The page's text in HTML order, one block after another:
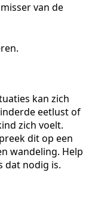
van de
kan zich
eetlust of
zich voelt.
dit op een
wandeling. Help
dat nodig is.